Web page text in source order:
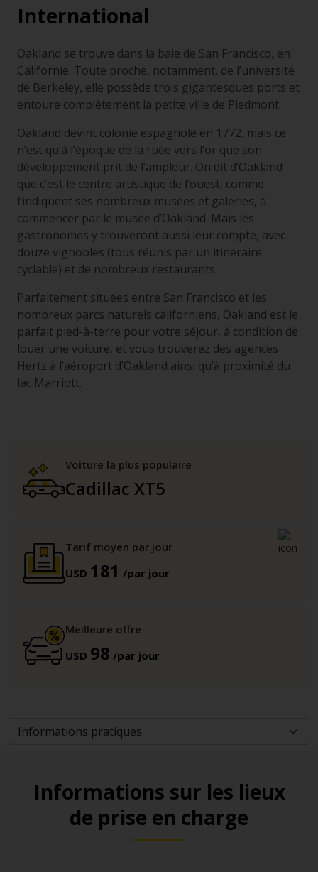
International
Oakland se trouve dans la baie de San Francisco, en
Californie. Toute proche, notamment, de l’université
de Berkeley, elle possède trois gigantesques ports et
entoure complètement la petite ville de Piedmont.
Oakland devint colonie espagnole en 1772, mais ce
n’est qu’à l’époque de la ruée vers l’or que son
développement prit de l’ampleur. On dit d’Oakland
que c’est le centre artistique de l’ouest, comme
l’indiquent ses nombreux musées et galeries, à
commencer par le musée d’Oakland. Mais les
gastronomes y trouveront aussi leur compte, avec
douze vignobles (tous réunis par un itinéraire
cyclable) et de nombreux restaurants.
Parfaitement situées entre San Francisco et les
nombreux parcs naturels californiens, Oakland est le
parfait pied-à-terre pour votre séjour, à condition de
louer une voiture, et vous trouverez des agences
Hertz à l’aéroport d’Oakland ainsi qu’à proximité du
lac Marriott.
Voiture la plus populaire
Cadillac XT5
Tarif moyen par jour
USD 181 /par jour
Meilleure offre
USD 98 /par jour
Informations sur les lieux
de prise en charge